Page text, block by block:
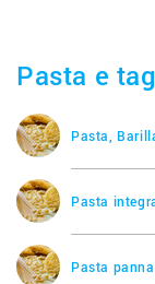
Pasta e
Pasta,
Pasta
Pasta